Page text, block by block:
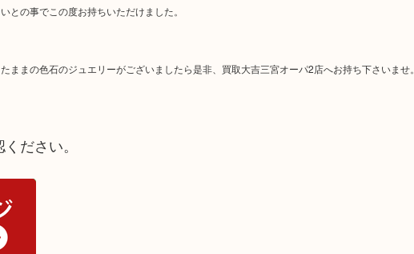
の事でこの度お持ちいただけました。
まの色石のジュエリーがございましたら是非、買取大吉三宮オーパ2店へお持ち下さいませ。
ださい。